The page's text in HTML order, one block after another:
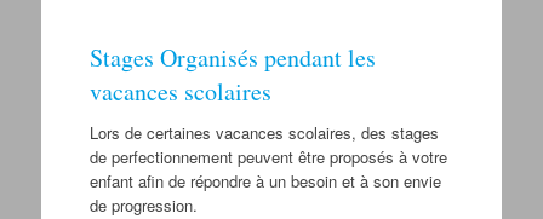
Stages Organisés pendant les
vacances scolaires
Lors de certaines vacances scolaires, des stages
de perfectionnement peuvent être proposés à votre
enfant afin de répondre à un besoin et à son envie
de progression.